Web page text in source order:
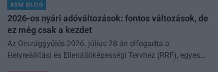
különösen nagy...
RSM BLOG
2026-os nyári adóváltozások: fontos változások, de
ez még csak a kezdet
Az Országgyűlés 2026. július 28-án elfogadta a
Helyreállítási és Ellenállóképességi Tervhez (RRF), egyes